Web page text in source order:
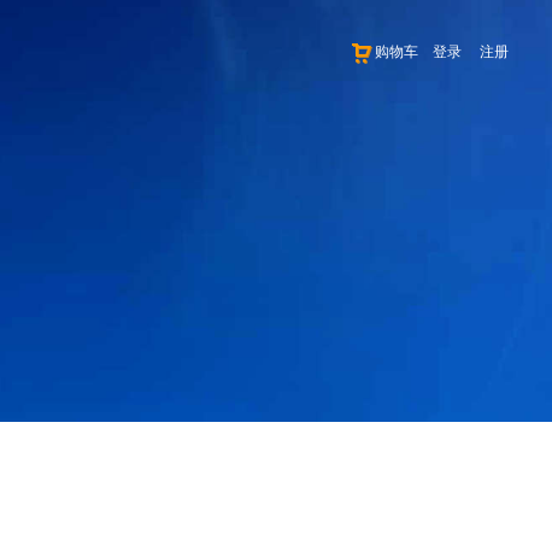
登录 注册
购物车